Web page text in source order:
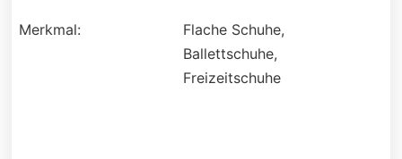
Merkmal:
Flache Schuhe,
Ballettschuhe,
Freizeitschuhe